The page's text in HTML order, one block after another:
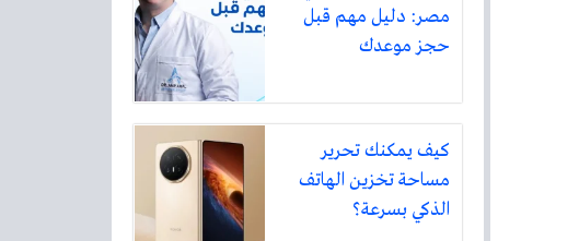
مصر: دليل مهم قبل
حجز موعدك
كيف يمكنك تحرير
مساحة تخزين الهاتف
الذكي بسرعة؟